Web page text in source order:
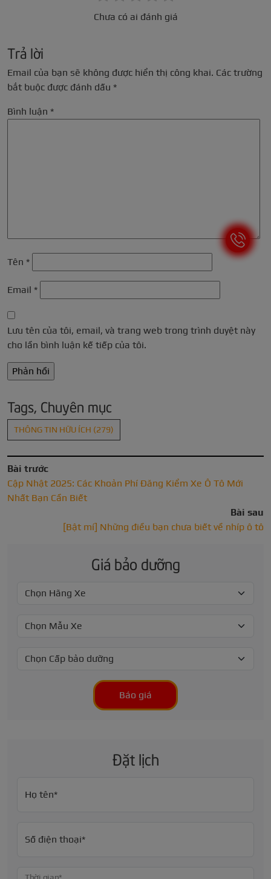
Chưa có ai đánh giá
Trả lời
Email của bạn sẽ không được hiển thị công khai. Các trường
bắt buộc được đánh dấu *
Bình luận *
Tên *
Email *
Lưu tên của tôi, email, và trang web trong trình duyệt này
cho lần bình luận kế tiếp của tôi.
Tags, Chuyên mục
THÔNG TIN HỮU ÍCH (279)
Bài trước
Cập Nhật 2025: Các Khoản Phí Đăng Kiểm Xe Ô Tô Mới
Nhất Bạn Cần Biết
Bài sau
[Bật mí] Những điều bạn chưa biết về nhíp ô tô
Giá bảo dưỡng
Báo giá
Đặt lịch
Họ tên*
Số điện thoại*